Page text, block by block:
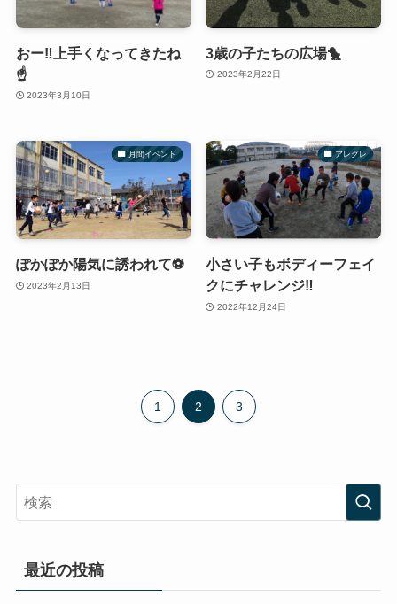
おー‼️上手くなってきたね
☝️
2023年3月10日
3歳の子たちの広場🐤
2023年2月22日
月間イベント
ぽかぽか陽気に誘われて⚽️
2023年2月13日
アレグレ
小さい子もボディーフェイ
クにチャレンジ‼️
2022年12月24日
1 2 3
最近の投稿